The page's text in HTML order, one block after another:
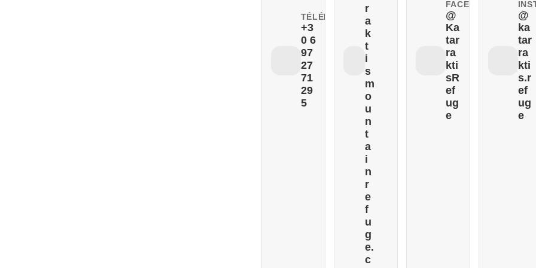
TÉLÉPHONE
+3
0 6
97
27
71
29
5
r
a
k
t
i
s
m
o
u
n
t
a
i
n
r
e
f
u
g
e.
c
FACEBOOK
@
Ka
tar
ra
kti
sR
ef
ug
e
@
ka
tar
ra
kti
s.r
ef
ug
e